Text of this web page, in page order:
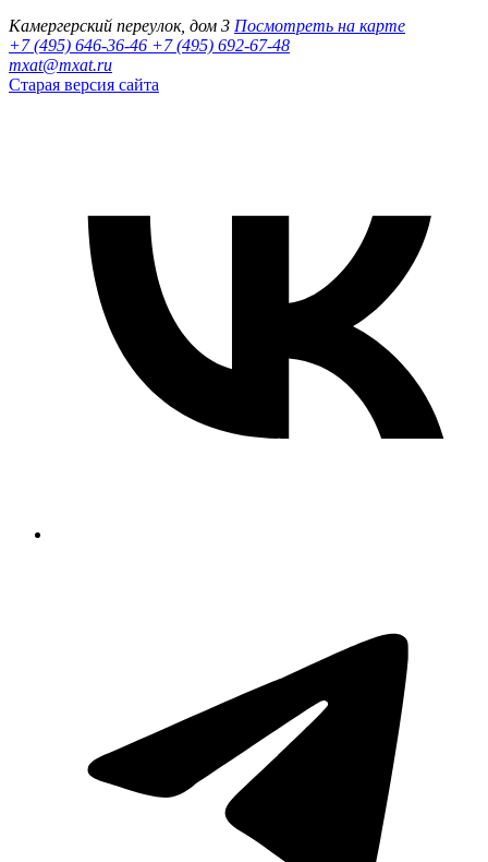
Камергерский переулок, дом 3 Посмотреть на карте
+7 (495) 646-36-46 +7 (495) 692-67-48‬
mxat@mxat.ru
Старая версия сайта